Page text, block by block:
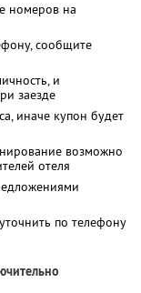
номеров на
сообщите
и
заезде
иначе купон будет
возможно
отеля
по телефону